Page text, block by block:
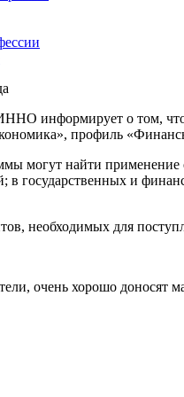
информирует о том,
профиль
могут найти применение
государственных и
необходимых для
очень хорошо доносят